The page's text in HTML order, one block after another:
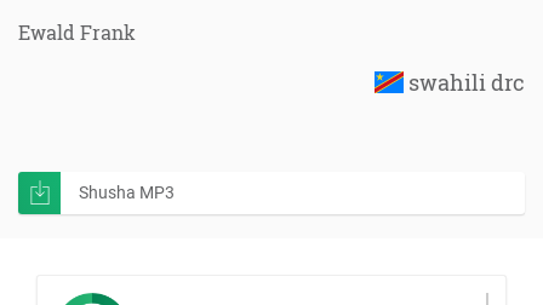
Ewald Frank
swahili drc
Shusha MP3